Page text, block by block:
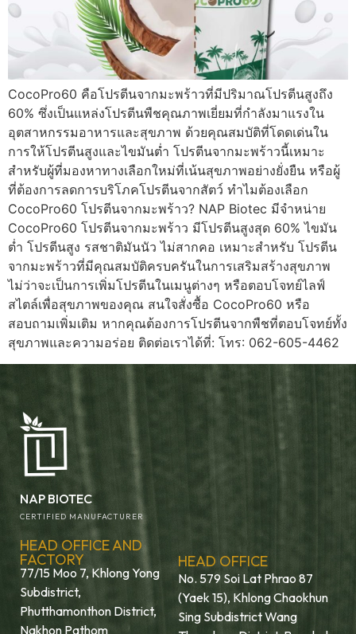
CocoPro60 คือโปรตีนจากมะพร้าวที่มีปริมาณโปรตีนสูงถึง
60% ซึ่งเป็นแหล่งโปรตีนพืชคุณภาพเยี่ยมที่กำลังมาแรงใน
อุตสาหกรรมอาหารและสุขภาพ ด้วยคุณสมบัติที่โดดเด่นใน
การให้โปรตีนสูงและไขมันต่ำ โปรตีนจากมะพร้าวนี้เหมาะ
สำหรับผู้ที่มองหาทางเลือกใหม่ที่เน้นสุขภาพอย่างยั่งยืน หรือผู้
ที่ต้องการลดการบริโภคโปรตีนจากสัตว์ ทำไมต้องเลือก
CocoPro60 โปรตีนจากมะพร้าว? NAP Biotec มีจำหน่าย
CocoPro60 โปรตีนจากมะพร้าว มีโปรตีนสูงสุด 60% ไขมัน
ต่ำ โปรตีนสูง รสชาติมันนัว ไม่สากคอ เหมาะสำหรับ โปรตีน
จากมะพร้าวที่มีคุณสมบัติครบครันในการเสริมสร้างสุขภาพ
ไม่ว่าจะเป็นการเพิ่มโปรตีนในเมนูต่างๆ หรือตอบโจทย์ไลฟ์
สไตล์เพื่อสุขภาพของคุณ สนใจสั่งซื้อ CocoPro60 หรือ
สอบถามเพิ่มเติม หากคุณต้องการโปรตีนจากพืชที่ตอบโจทย์ทั้ง
สุขภาพและความอร่อย ติดต่อเราได้ที่: โทร: 062-605-4462
NAP BIOTEC
CERTIFIED MANUFACTURER
HEAD OFFICE AND
FACTORY
77/15 Moo 7, Khlong Yong
Subdistrict,
Phutthamonthon District,
Nakhon Pathom
HEAD OFFICE
No. 579 Soi Lat Phrao 87
(Yaek 15), Khlong Chaokhun
Sing Subdistrict Wang